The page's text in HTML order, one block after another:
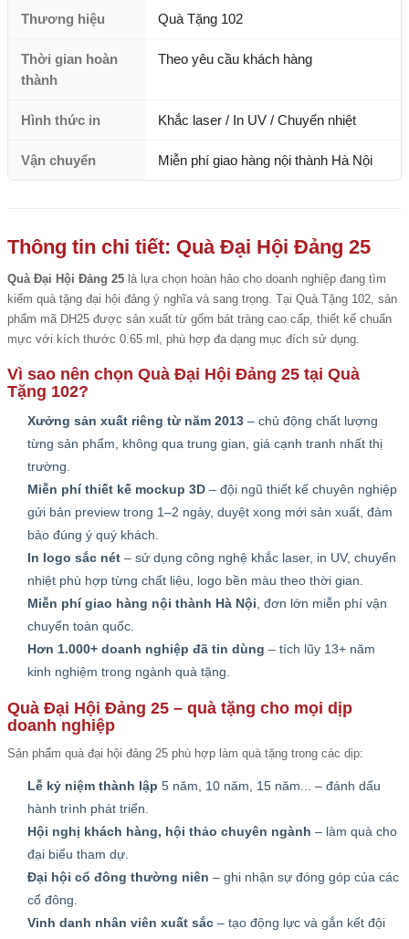
Thương hiệu Quà Tặng 102
Thời gian hoàn
thành
Theo yêu cầu khách hàng
Hình thức in Khắc laser / In UV / Chuyển nhiệt
Vận chuyển Miễn phí giao hàng nội thành Hà Nội
Thông tin chi tiết: Quà Đại Hội Đảng 25
Quà Đại Hội Đảng 25 là lựa chọn hoàn hảo cho doanh nghiệp đang tìm
kiếm quà tặng đại hội đảng ý nghĩa và sang trọng. Tại Quà Tặng 102, sản
phẩm mã DH25 được sản xuất từ gốm bát tràng cao cấp, thiết kế chuẩn
mực với kích thước 0.65 ml, phù hợp đa dạng mục đích sử dụng.
Vì sao nên chọn Quà Đại Hội Đảng 25 tại Quà
Tặng 102?
Xưởng sản xuất riêng từ năm 2013 – chủ động chất lượng
từng sản phẩm, không qua trung gian, giá cạnh tranh nhất thị
trường.
Miễn phí thiết kế mockup 3D – đội ngũ thiết kế chuyên nghiệp
gửi bản preview trong 1–2 ngày, duyệt xong mới sản xuất, đảm
bảo đúng ý quý khách.
In logo sắc nét – sử dụng công nghệ khắc laser, in UV, chuyển
nhiệt phù hợp từng chất liệu, logo bền màu theo thời gian.
Miễn phí giao hàng nội thành Hà Nội , đơn lớn miễn phí vận
chuyển toàn quốc.
Hơn 1.000+ doanh nghiệp đã tin dùng – tích lũy 13+ năm
kinh nghiệm trong ngành quà tặng.
Quà Đại Hội Đảng 25 – quà tặng cho mọi dịp
doanh nghiệp
Sản phẩm quà đại hội đảng 25 phù hợp làm quà tặng trong các dịp:
Lễ kỷ niệm thành lập 5 năm, 10 năm, 15 năm... – đánh dấu
hành trình phát triển.
Hội nghị khách hàng, hội thảo chuyên ngành – làm quà cho
đại biểu tham dự.
Đại hội cổ đông thường niên – ghi nhận sự đóng góp của các
cổ đông.
Vinh danh nhân viên xuất sắc – tạo động lực và gắn kết đội